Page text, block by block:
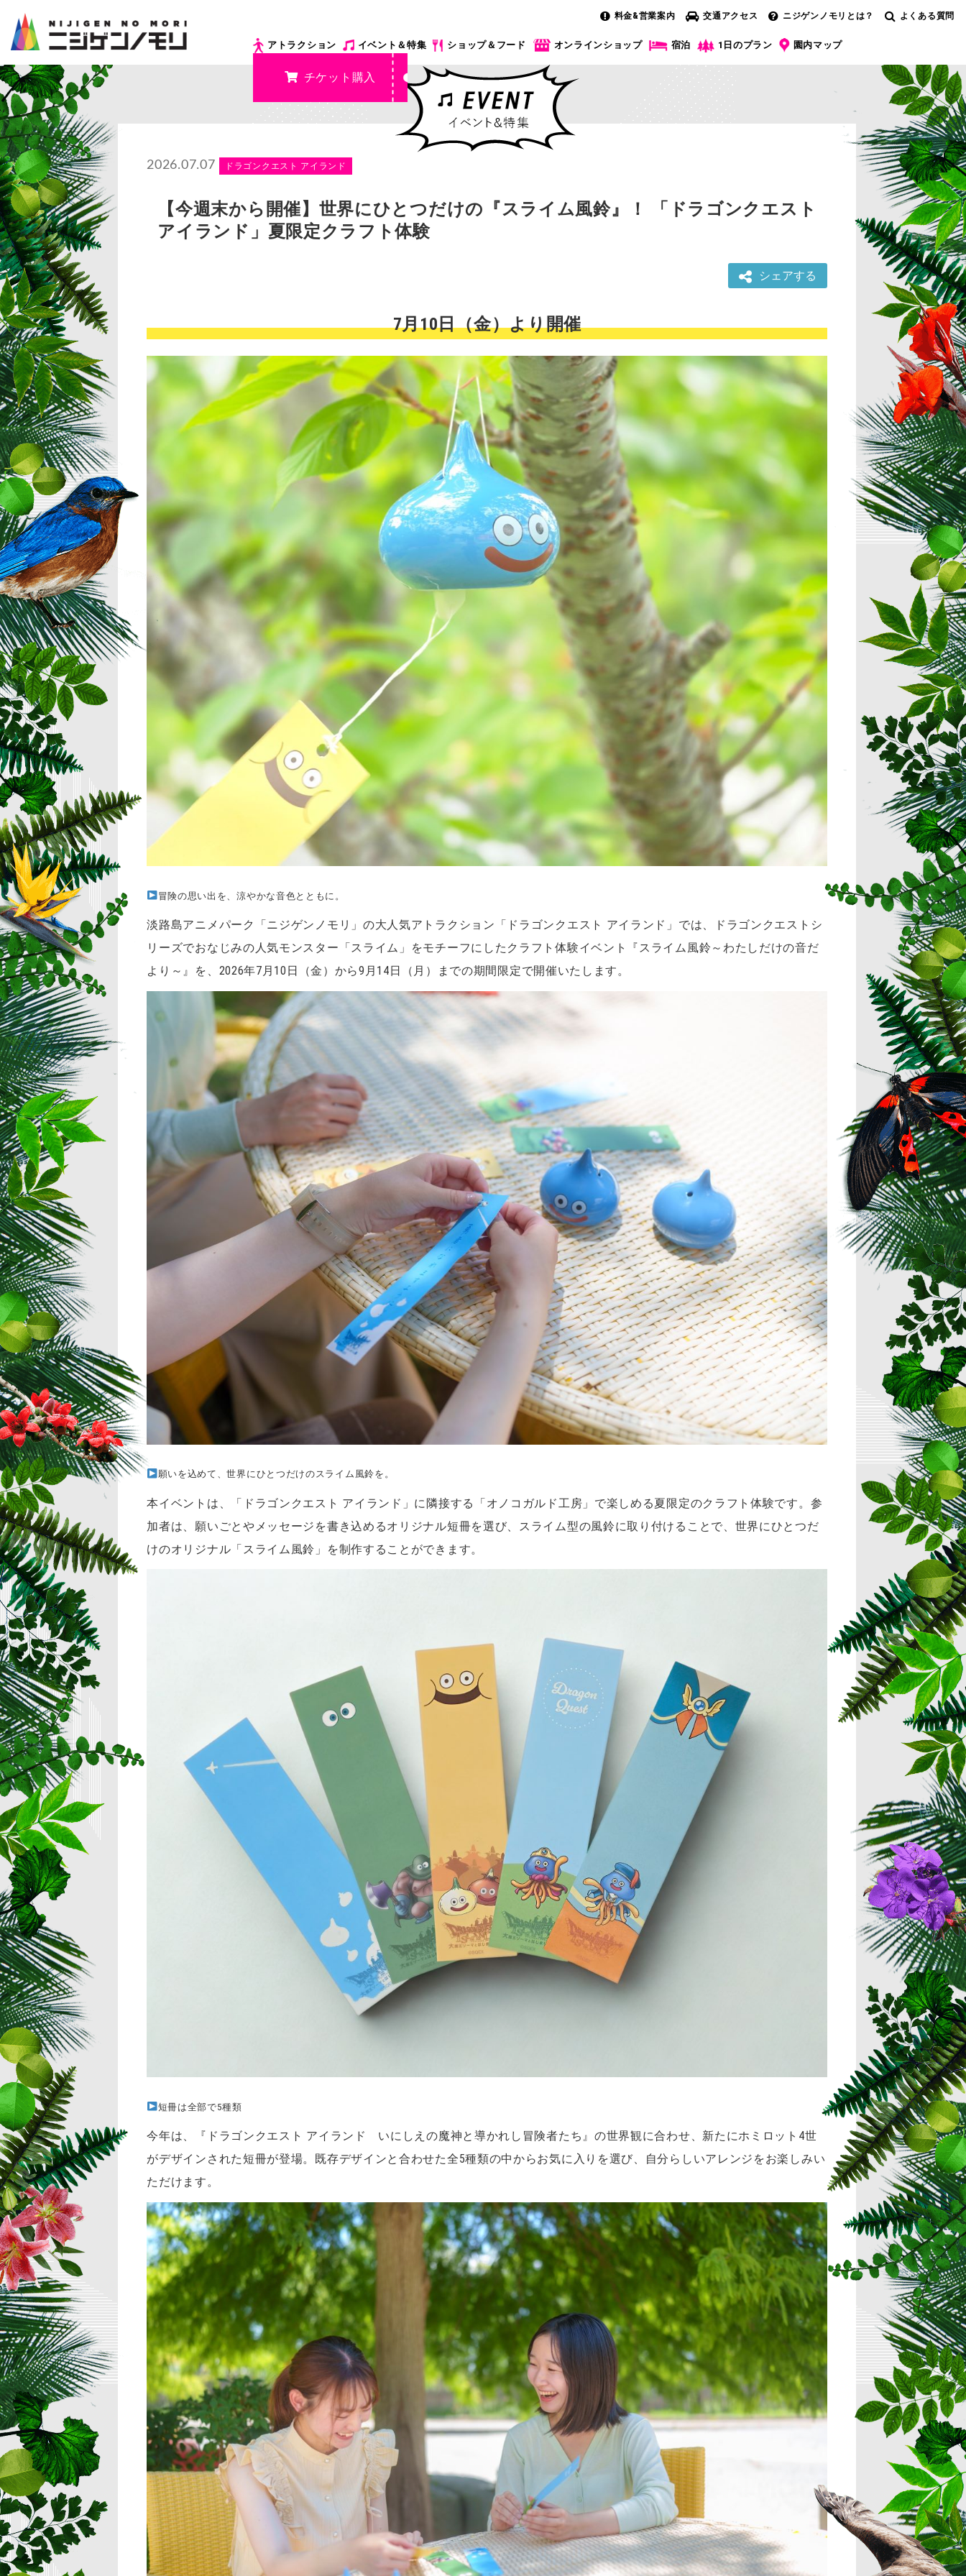
料金&営業案内 交通アクセス ニジゲンノモリとは？ よくある質問
アトラクション イベント＆特集 ショップ＆フード オンラインショップ 宿泊 1日のプラン 園内マップ
チケット購入
2026.07.07 ドラゴンクエスト アイランド
【今週末から開催】世界にひとつだけの『スライム風鈴』！ 「ドラゴンクエスト
アイランド」夏限定クラフト体験
シェアする
7月10日（金）より開催
冒険の思い出を、涼やかな音色とともに。
淡路島アニメパーク「ニジゲンノモリ」の大人気アトラクション「ドラゴンクエスト アイランド」では、ドラゴンクエストシ
リーズでおなじみの人気モンスター「スライム」をモチーフにしたクラフト体験イベント『スライム風鈴～わたしだけの音だ
より～』を、2026年7月10日（金）から9月14日（月）までの期間限定で開催いたします。
願いを込めて、世界にひとつだけのスライム風鈴を。
本イベントは、「ドラゴンクエスト アイランド」に隣接する「オノコガルド工房」で楽しめる夏限定のクラフト体験です。参
加者は、願いごとやメッセージを書き込めるオリジナル短冊を選び、スライム型の風鈴に取り付けることで、世界にひとつだ
けのオリジナル「スライム風鈴」を制作することができます。
短冊は全部で5種類
今年は、『ドラゴンクエスト アイランド いにしえの魔神と導かれし冒険者たち』の世界観に合わせ、新たにホミロット4世
がデザインされた短冊が登場。既存デザインと合わせた全5種類の中からお気に入りを選び、自分らしいアレンジをお楽しみい
ただけます。